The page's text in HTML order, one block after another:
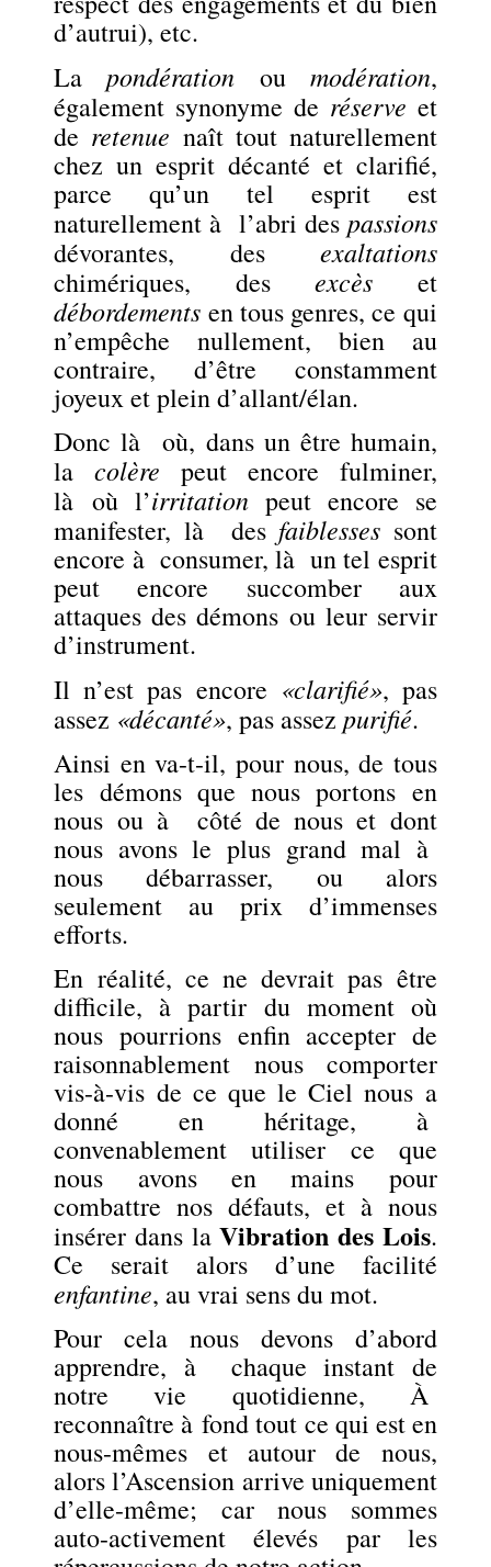
d’autrui), etc.
Lapondération ou modération,
également synonyme de réserve et
de retenue naît tout naturellement
chez un esprit décanté et clarifié,
parce qu’un tel esprit est
naturellement à l’abri des passions
dévorantes, des exaltations
chimériques, desexcès et
débordements en tous genres, ce qui
n’empêche nullement, bien au
contraire, d’être constamment
joyeux et plein d’allant/élan.
Donc là où, dans un être humain,
lacolère peut encore fulminer,
là où l’irritation peut encore se
manifester, là des faiblesses sont
encore à consumer, là un tel esprit
peut encore succomber aux
attaques des démons ou leur servir
d’instrument.
Il n’est pas encore «clarifié», pas
assez «décanté», pas assezpurifié.
Ainsi en va-t-il, pour nous, de tous
les démons que nous portons en
nous ou à côté de nous et dont
nous avons le plus grand mal à
nous débarrasser, ou alors
seulement au prix d’immenses
efforts.
En réalité, ce ne devrait pas être
difficile, à partir du moment où
nous pourrions enfin accepter de
raisonnablement nous comporter
vis-à-vis de ce que le Ciel nous a
donné en héritage, à
convenablement utiliser ce que
nous avons en mains pour
combattre nos défauts, et à nous
insérer dans laVibration des Lois.
Ce serait alors d’une facilité
enfantine, au vrai sens du mot.
Pour cela nous devons d’abord
apprendre, à chaque instant de
notre vie quotidienne, À
reconnaître à fond tout ce qui est en
nous-mêmes et autour de nous,
alors l’Ascension arrive uniquement
d’elle-même; car nous sommes
auto-activement élevés par les